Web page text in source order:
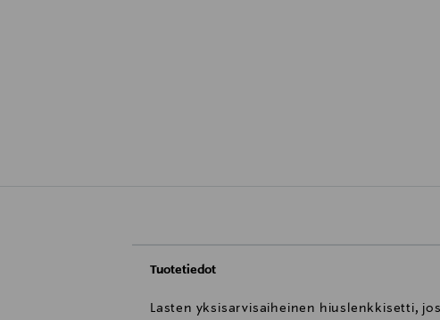
Tuotetiedot
Lasten yksisarvisaiheinen hiuslenkkisetti,